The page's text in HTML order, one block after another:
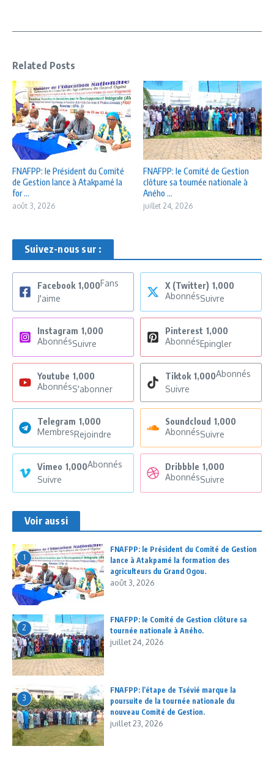
Related Posts
FNAFPP: le Président du Comité
de Gestion lance à Atakpamé la
for ...
août 3, 2026
FNAFPP: le Comité de Gestion
clôture sa tournée nationale à
Aného ...
juillet 24, 2026
Suivez-nous sur :
Facebook 1,000Fans
J'aime
X (Twitter) 1,000
AbonnésSuivre
Instagram 1,000
AbonnésSuivre
Pinterest 1,000
AbonnésEpingler
Youtube 1,000
AbonnésS'abonner
Tiktok 1,000Abonnés
Suivre
Telegram 1,000
MembresRejoindre
Soundcloud 1,000
AbonnésSuivre
Vimeo 1,000Abonnés
Suivre
Dribbble 1,000
AbonnésSuivre
Voir aussi
1
FNAFPP: le Président du Comité de Gestion
lance à Atakpamé la formation des
agriculteurs du Grand Ogou.
août 3, 2026
2
FNAFPP: le Comité de Gestion clôture sa
tournée nationale à Aného.
juillet 24, 2026
3
FNAFPP: l’étape de Tsévié marque la
poursuite de la tournée nationale du
nouveau Comité de Gestion.
juillet 23, 2026